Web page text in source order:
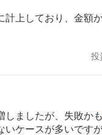
計上しており、金額
投
しましたが、失敗か
いケースが多いです